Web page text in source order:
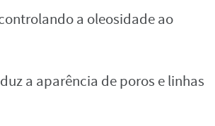
a oleosidade ao
a aparência de poros e linhas